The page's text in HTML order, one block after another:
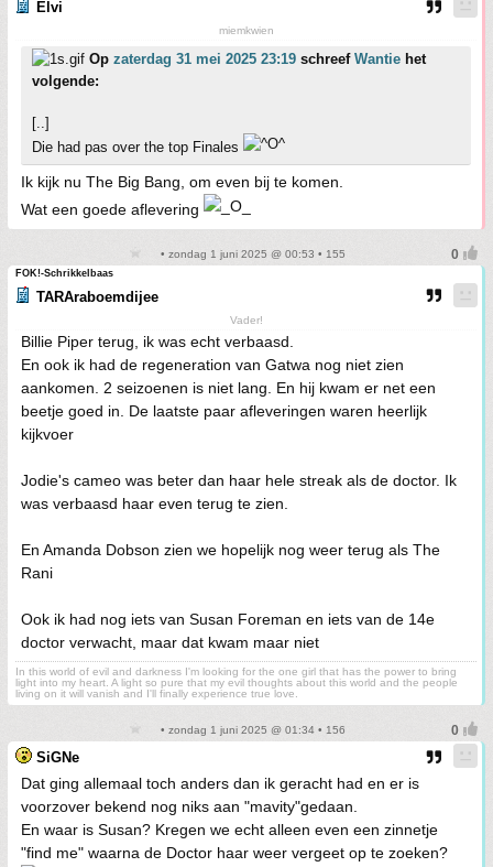
Elvi
miemkwien
Op zaterdag 31 mei 2025 23:19 schreef Wantie het
volgende:
[..]
Die had pas over the top Finales
Ik kijk nu The Big Bang, om even bij te komen.
Wat een goede aflevering
• zondag 1 juni 2025 @ 00:53 • 155
FOK!-Schrikkelbaas
TARAraboemdijee
Vader!
Billie Piper terug, ik was echt verbaasd.
En ook ik had de regeneration van Gatwa nog niet zien
aankomen. 2 seizoenen is niet lang. En hij kwam er net een
beetje goed in. De laatste paar afleveringen waren heerlijk
kijkvoer
Jodie's cameo was beter dan haar hele streak als de doctor. Ik
was verbaasd haar even terug te zien.
En Amanda Dobson zien we hopelijk nog weer terug als The
Rani
Ook ik had nog iets van Susan Foreman en iets van de 14e
doctor verwacht, maar dat kwam maar niet
In this world of evil and darkness I'm looking for the one girl that has the power to bring
light into my heart. A light so pure that my evil thoughts about this world and the people
living on it will vanish and I'll finally experience true love.
• zondag 1 juni 2025 @ 01:34 • 156
SiGNe
Dat ging allemaal toch anders dan ik geracht had en er is
voorzover bekend nog niks aan "mavity"gedaan.
En waar is Susan? Kregen we echt alleen even een zinnetje
"find me" waarna de Doctor haar weer vergeet op te zoeken?